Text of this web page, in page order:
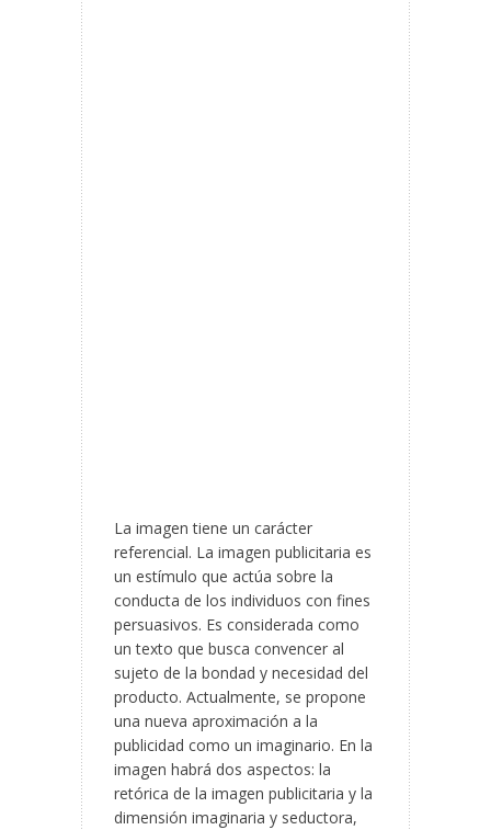
La imagen tiene un carácter
referencial. La imagen publicitaria es
un estímulo que actúa sobre la
conducta de los individuos con fines
persuasivos. Es considerada como
un texto que busca convencer al
sujeto de la bondad y necesidad del
producto. Actualmente, se propone
una nueva aproximación a la
publicidad como un imaginario. En la
imagen habrá dos aspectos: la
retórica de la imagen publicitaria y la
dimensión imaginaria y seductora,